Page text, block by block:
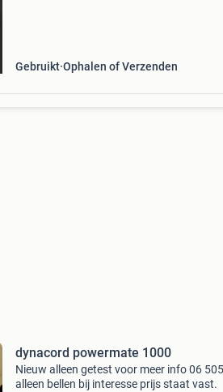
Gebruikt Ophalen of Verzenden
dynacord powermate 1000
Nieuw alleen getest voor meer info 06
alleen bellen bij interesse prijs staat vast.